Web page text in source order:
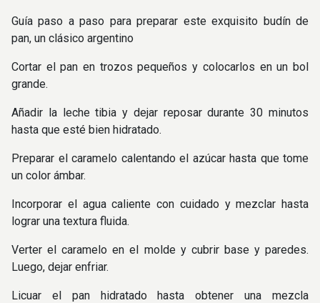
Guía paso a paso para preparar este exquisito budín de
pan, un clásico argentino
Cortar el pan en trozos pequeños y colocarlos en un bol
grande.
Añadir la leche tibia y dejar reposar durante 30 minutos
hasta que esté bien hidratado.
Preparar el caramelo calentando el azúcar hasta que tome
un color ámbar.
Incorporar el agua caliente con cuidado y mezclar hasta
lograr una textura fluida.
Verter el caramelo en el molde y cubrir base y paredes.
Luego, dejar enfriar.
Licuar el pan hidratado hasta obtener una mezcla